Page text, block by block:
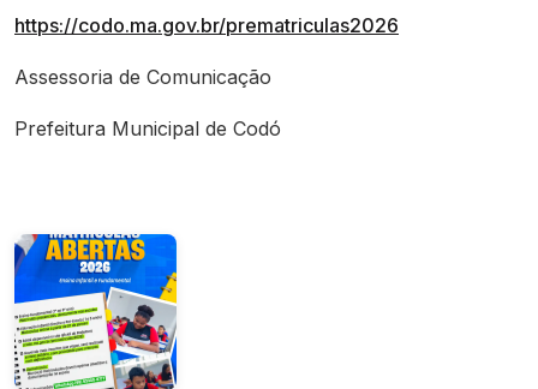
https://codo.ma.gov.br/prematriculas2026
Assessoria de Comunicação
Prefeitura Municipal de Codó